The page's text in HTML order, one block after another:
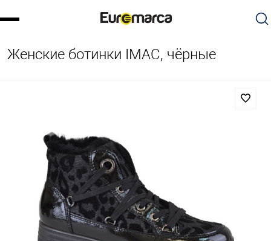
Женские ботинки IMAC, чёрные